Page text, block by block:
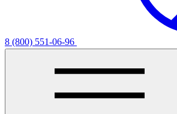
8 (800) 551-06-96